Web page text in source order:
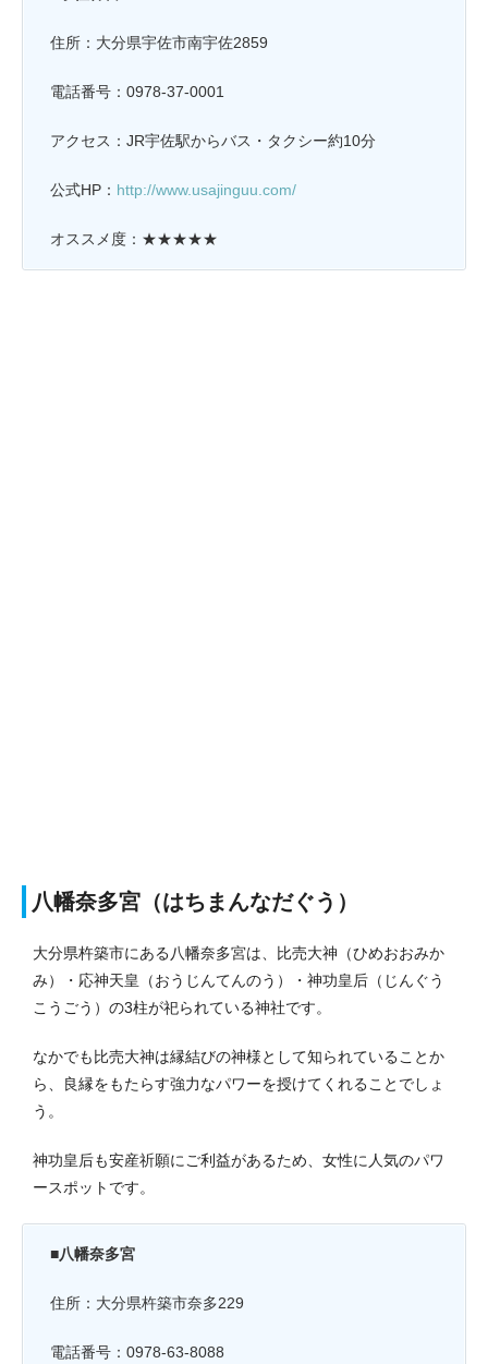
住所：大分県宇佐市南宇佐2859
電話番号：0978-37-0001
アクセス：JR宇佐駅からバス・タクシー約10分
公式HP： http://www.usajinguu.com/
オススメ度：★★★★★
八幡奈多宮（はちまんなだぐう）
大分県杵築市にある八幡奈多宮は、比売大神（ひめおおみか
み）・応神天皇（おうじんてんのう）・神功皇后（じんぐう
こうごう）の3柱が祀られている神社です。
なかでも比売大神は縁結びの神様として知られていることか
ら、良縁をもたらす強力なパワーを授けてくれることでしょ
う。
神功皇后も安産祈願にご利益があるため、女性に人気のパワ
ースポットです。
■八幡奈多宮
住所：大分県杵築市奈多229
電話番号：0978-63-8088